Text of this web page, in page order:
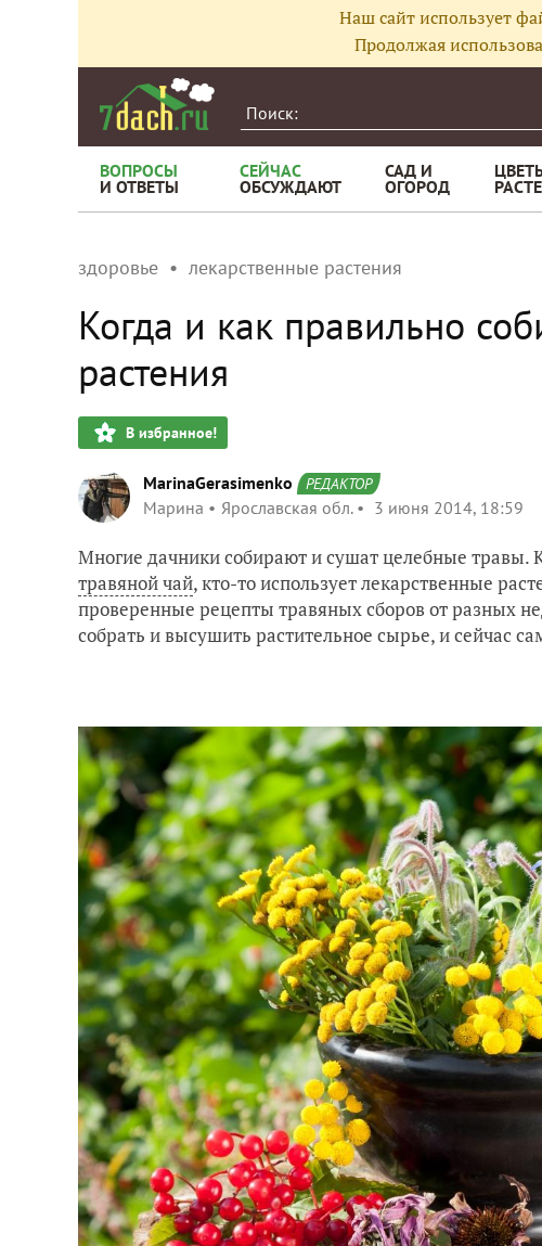
Наш сайт использует
Продолжая
ВОПРОСЫ
И ОТВЕТЫ
СЕЙЧАС
ОБСУЖДАЮТ
САД И
ОГОРОД
здоровье лекарственные растения
Когда и как правильно
растения
В избранное!
MarinaGerasimenko РЕДАКТОР
Марина Ярославская обл. 3 июня 2014, 18:59
Многие дачники собирают и сушат целебные
травяной чай, кто-то использует лекарственные
проверенные рецепты травяных сборов от разных
собрать и высушить растительное сырье, и сейчас